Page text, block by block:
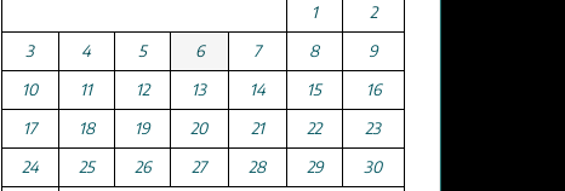
1
2
3
4 5 6 7 8
9
10
11 12 13 14 15
16
17
18 19 20 21 22
23
24
25 26 27 28 29 30